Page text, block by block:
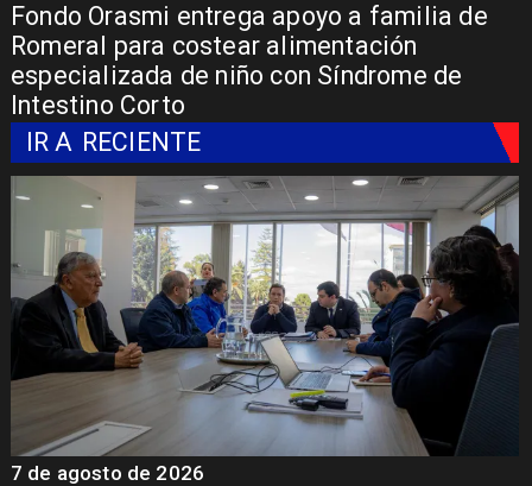
Fondo Orasmi entrega apoyo a familia de
Romeral para costear alimentación
especializada de niño con Síndrome de
Intestino Corto
IR A RECIENTE
7 de agosto de 2026